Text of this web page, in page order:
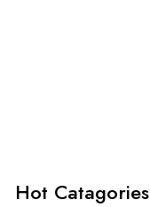
Hot Catagories